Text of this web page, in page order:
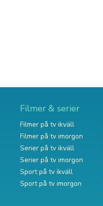
Filmer & serier
Filmer på tv ikväll
Filmer på tv imorgon
Serier på tv ikväll
Serier på tv imorgon
Sport på tv ikväll
Sport på tv imorgon